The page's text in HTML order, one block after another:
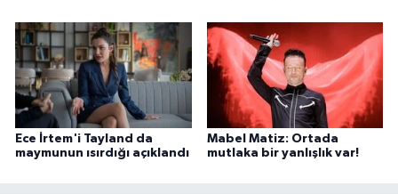
Ece İrtem'i Tayland da
maymunun ısırdığı açıklandı
Mabel Matiz: Ortada
mutlaka bir yanlışlık var!